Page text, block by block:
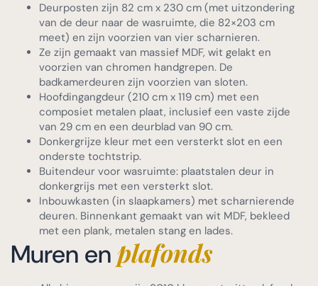
Deurposten zijn 82 cm x 230 cm (met uitzondering
van de deur naar de wasruimte, die 82×203 cm
meet) en zijn voorzien van vier scharnieren.
Ze zijn gemaakt van massief MDF, wit gelakt en
voorzien van chromen handgrepen. De
badkamerdeuren zijn voorzien van sloten.
Hoofdingangdeur (210 cm x 119 cm) met een
composiet metalen plaat, inclusief een vaste zijde
van 29 cm en een deurblad van 90 cm.
Donkergrijze kleur met een versterkt slot en een
onderste tochtstrip.
Buitendeur voor wasruimte: plaatstalen deur in
donkergrijs met een versterkt slot.
Inbouwkasten (in slaapkamers) met scharnierende
deuren. Binnenkant gemaakt van wit MDF, bekleed
met een plank, metalen stang en lades.
Muren en plafonds